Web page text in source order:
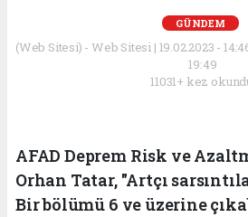
GÜNDEM
(Web Sitesi) - Web Sitesi | 19.02.2023 -
19:49
11031+ kez
AFAD Deprem Risk ve
Orhan Tatar, "Artçı
Bir bölümü 6 ve üzerine